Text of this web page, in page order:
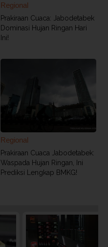
Regional
Prakiraan Cuaca: Jabodetabek
Dominasi Hujan Ringan Hari
Ini!
Regional
Prakiraan Cuaca Jabodetabek:
Waspada Hujan Ringan, Ini
Prediksi Lengkap BMKG!